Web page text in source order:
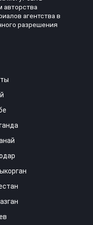
авторства
агентства в
разрешения